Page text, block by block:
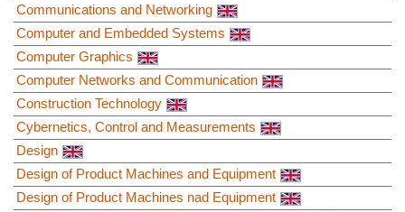
Communications and Networking
Computer and Embedded Systems
Computer Graphics
Computer Networks and Communication
Construction Technology
Cybernetics, Control and Measurements
Design
Design of Product Machines and Equipment
Design of Product Machines nad Equipment